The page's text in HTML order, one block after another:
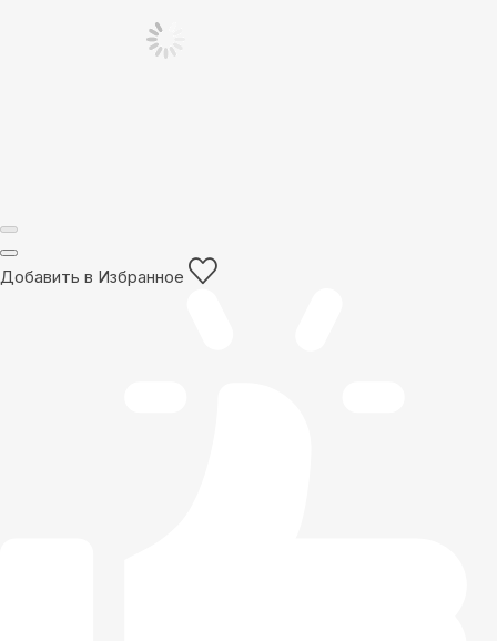
Добавить в Избранное